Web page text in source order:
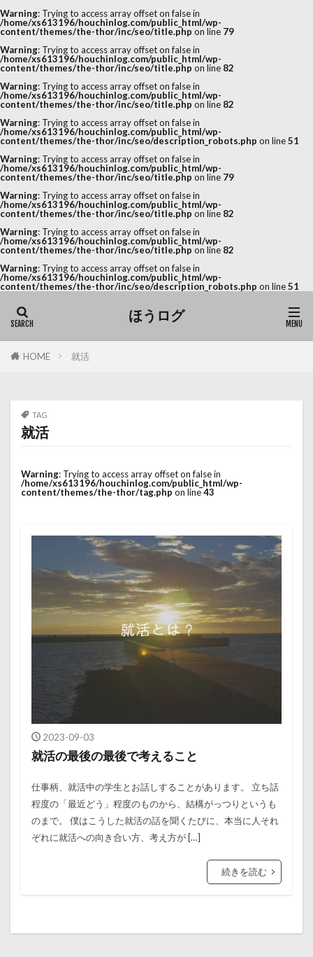
Warning: Trying to access array offset on false in
/home/xs613196/houchinlog.com/public_html/wp-
content/themes/the-thor/inc/seo/title.php on line 79
Warning: Trying to access array offset on false in
/home/xs613196/houchinlog.com/public_html/wp-
content/themes/the-thor/inc/seo/title.php on line 82
Warning: Trying to access array offset on false in
/home/xs613196/houchinlog.com/public_html/wp-
content/themes/the-thor/inc/seo/title.php on line 82
Warning: Trying to access array offset on false in
/home/xs613196/houchinlog.com/public_html/wp-
content/themes/the-thor/inc/seo/description_robots.php on line51
Warning: Trying to access array offset on false in
/home/xs613196/houchinlog.com/public_html/wp-
content/themes/the-thor/inc/seo/title.php on line 79
Warning: Trying to access array offset on false in
/home/xs613196/houchinlog.com/public_html/wp-
content/themes/the-thor/inc/seo/title.php on line 82
Warning: Trying to access array offset on false in
/home/xs613196/houchinlog.com/public_html/wp-
content/themes/the-thor/inc/seo/title.php on line 82
Warning: Trying to access array offset on false in
/home/xs613196/houchinlog.com/public_html/wp-
content/themes/the-thor/inc/seo/description_robots.php on line51
ほうログ
HOME 就活
TAG
就活
Warning: Trying to access array offset on false in
/home/xs613196/houchinlog.com/public_html/wp-
content/themes/the-thor/tag.php on line43
2023-09-03
就活の最後の最後で考えること
仕事柄、就活中の学生とお話しすることがあります。 立ち話
程度の「最近どう」程度のものから、結構がっつりというも
のまで。 僕はこうした就活の話を聞くたびに、本当に人それ
ぞれに就活への向き合い方、考え方が […]
続きを読む